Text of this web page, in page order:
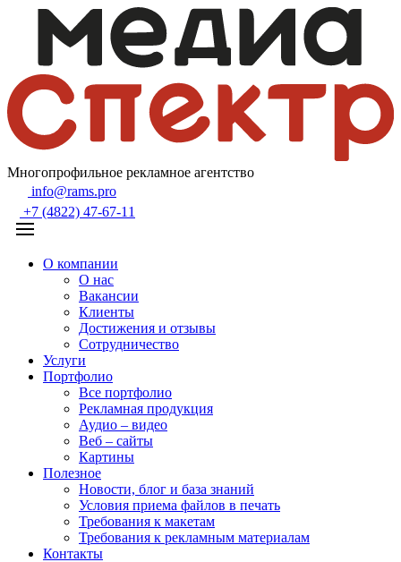
Многопрофильное рекламное агентство
info@rams.pro
+7 (4822) 47-67-11
О компании
О нас
Вакансии
Клиенты
Достижения и отзывы
Сотрудничество
Услуги
Портфолио
Все портфолио
Рекламная продукция
Аудио – видео
Веб – сайты
Картины
Полезное
Новости, блог и база знаний
Условия приема файлов в печать
Требования к макетам
Требования к рекламным материалам
Контакты